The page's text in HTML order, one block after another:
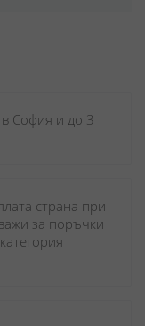
София и до 3
страна при
за поръчки